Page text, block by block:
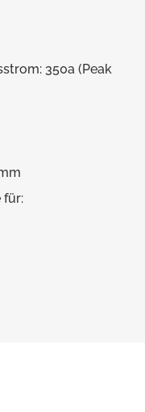
350a (Peak
für: